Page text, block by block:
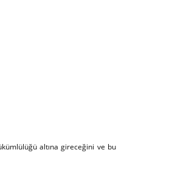
altına gireceğini ve bu